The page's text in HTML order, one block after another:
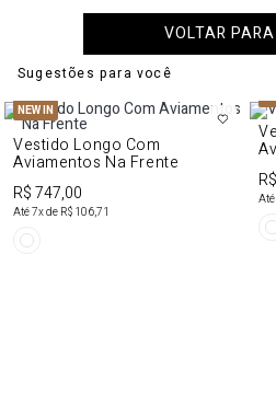
VOLTAR
Sugestões para você
NEW IN
Vestido Longo Com
Aviamentos Na Frente
R$ 747,00
Até7x de R$ 106,71
Até